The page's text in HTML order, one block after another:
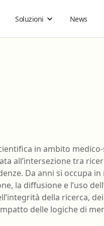
69
Soluzioni News
ebook Reader per lo Studio
Gruppi di Acquisto
per utilizzare gli ebook con
in ambito
all’intersezione tra
Da anni si occupa
la diffusione e l’uso
della ricerca,
delle logiche di